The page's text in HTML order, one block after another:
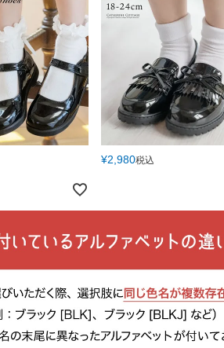
¥2,980税込